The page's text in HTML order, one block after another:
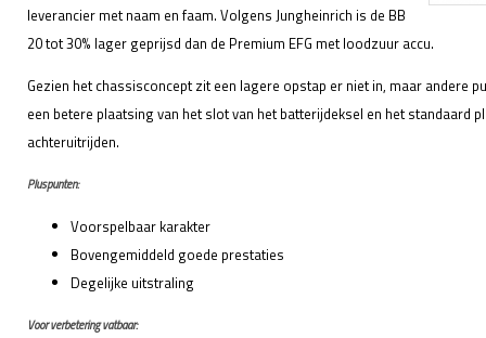
leverancier met naam en faam. Volgens Jungheinrich is de BB
20 tot 30% lager geprijsd dan de Premium EFG met loodzuur accu.
Gezien het chassisconcept zit een lagere opstap er niet in, maar andere
een betere plaatsing van het slot van het batterijdeksel en het standaard
achteruitrijden.
Pluspunten:
Voorspelbaar karakter
Bovengemiddeld goede prestaties
Degelijke uitstraling
Voor verbetering vatbaar: